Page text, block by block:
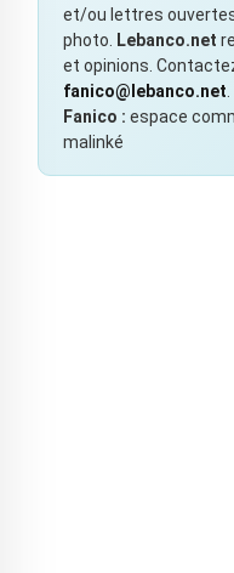
et/ou lettres
photo.
Lebanco.net
et opinions.
fanico@lebanco.net
Fanico : espace
malinké